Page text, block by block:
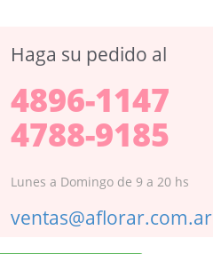
Haga su pedido al
4896-1147
4788-9185
Lunes a Domingo de 9 a 20 hs
ventas@aflorar.com.ar